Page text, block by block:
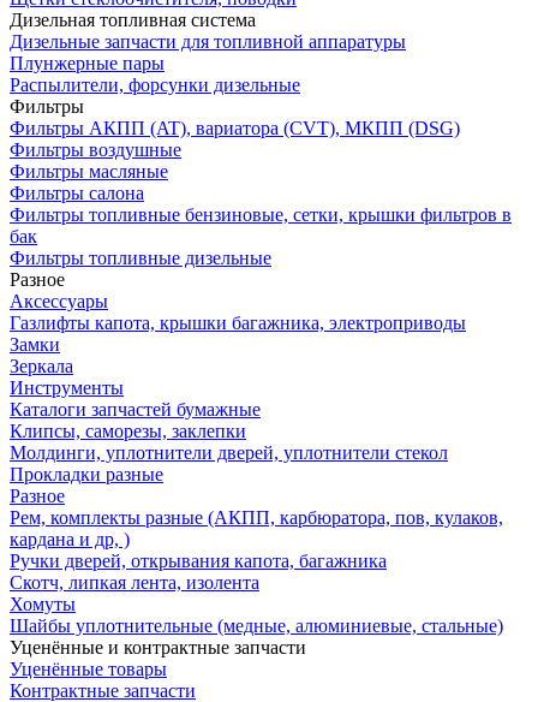
Дизельная топливная система
Дизельные запчасти для топливной аппаратуры
Плунжерные пары
Распылители, форсунки дизельные
Фильтры
Фильтры АКПП (AT), вариатора (CVT), МКПП (DSG)
Фильтры воздушные
Фильтры масляные
Фильтры салона
Фильтры топливные бензиновые, сетки, крышки фильтров в
бак
Фильтры топливные дизельные
Разное
Аксесcуары
Газлифты капота, крышки багажника, электроприводы
Замки
Зеркала
Инструменты
Каталоги запчастей бумажные
Клипсы, саморезы, заклепки
Молдинги, уплотнители дверей, уплотнители стекол
Прокладки разные
Разное
Рем, комплекты разные (АКПП, карбюратора, пов, кулаков,
кардана и др, )
Ручки дверей, открывания капота, багажника
Скотч, липкая лента, изолента
Хомуты
Шайбы уплотнительные (медные, алюминиевые, стальные)
Уценённые и контрактные запчасти
Уценённые товары
Контрактные запчасти